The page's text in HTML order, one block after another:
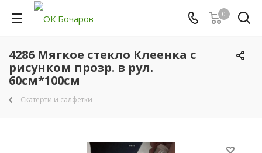
0
4286 Мягкое стекло Клеенка с
рисунком прозр. в рул.
60см*100см
Скатерти и салфетки